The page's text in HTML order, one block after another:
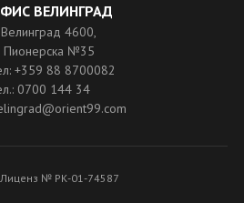
ВЕЛИНГРАД
Велинград 4600,
Пионерска №35
+359 88 8700082
0700 144 34
Лиценз № РК-01-74587